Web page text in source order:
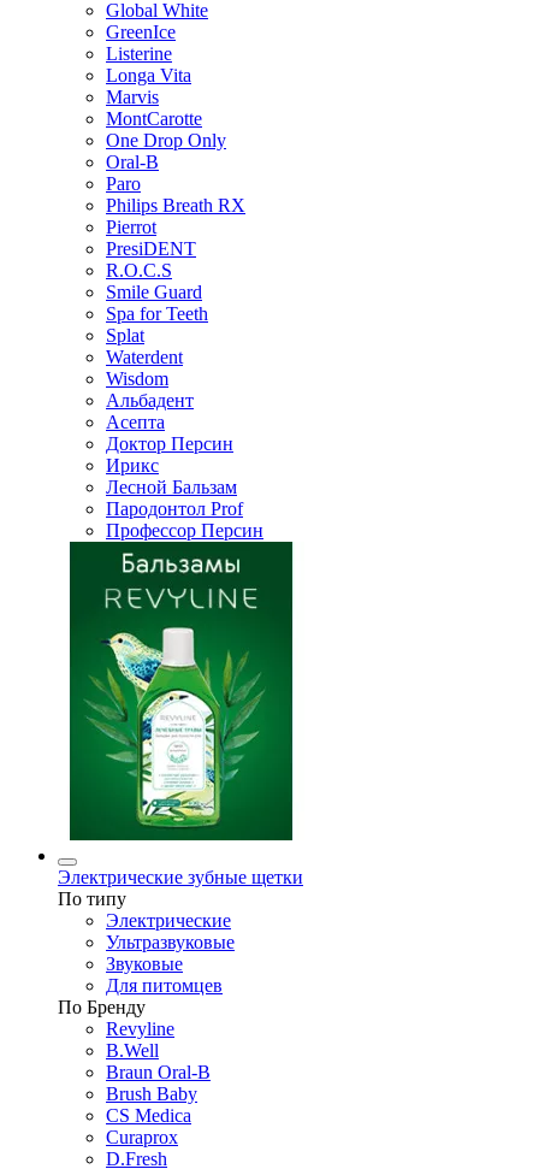
Global White
GreenIce
Listerine
Longa Vita
Marvis
MontCarotte
One Drop Only
Oral-B
Paro
Philips Breath RX
Pierrot
PresiDENT
R.O.C.S
Smile Guard
Spa for Teeth
Splat
Waterdent
Wisdom
Альбадент
Асепта
Доктор Персин
Ирикс
Лесной Бальзам
Пародонтол Prof
Профессор Персин
Электрические зубные щетки
По типу
Электрические
Ультразвуковые
Звуковые
Для питомцев
По Бренду
Revyline
B.Well
Braun Oral-B
Brush Baby
CS Medica
Curaprox
D.Fresh